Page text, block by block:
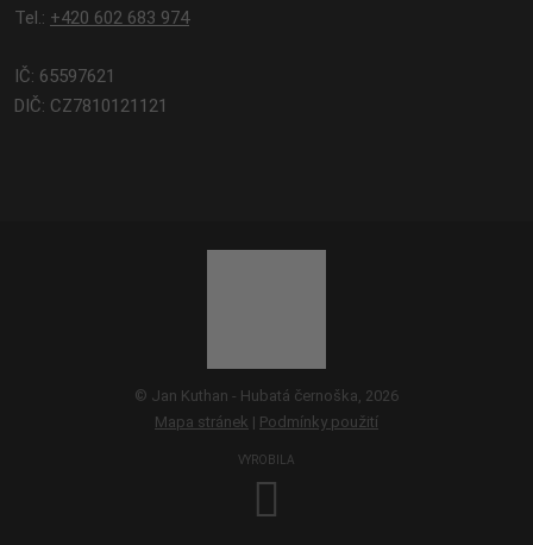
Tel.: +420 602 683 974
IČ: 65597621
DIČ: CZ7810121121
© Jan Kuthan - Hubatá černoška, 2026
Mapa stránek | Podmínky použití
VYROBILA